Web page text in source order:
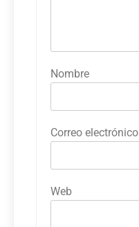
Nombre
Correo electrónico
Web